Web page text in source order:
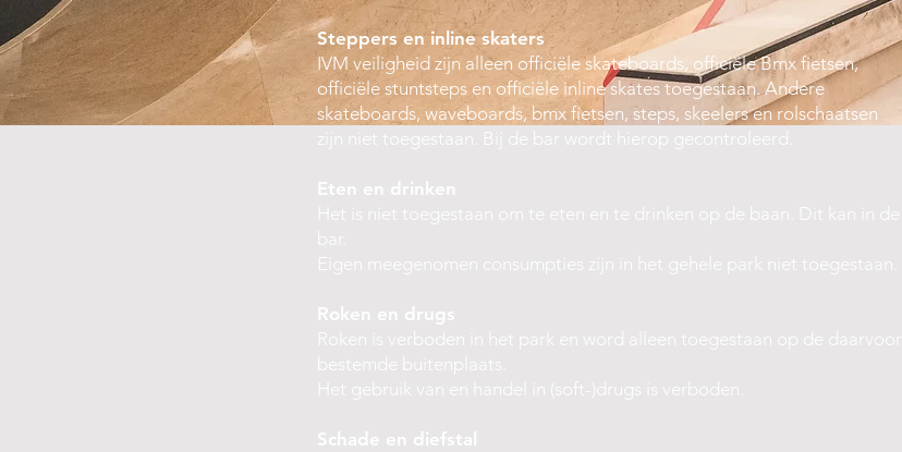
Steppers en inline skaters
IVM veiligheid zijn alleen officiële skateboards, officiële Bmx fietsen,
officiële stuntsteps en officiële inline skates toegestaan. Andere
skateboards, waveboards, bmx fietsen, steps, skeelers en rolschaatsen
zijn niet toegestaan. Bij de bar wordt hierop gecontroleerd.
Eten en drinken
Het is niet toegestaan om te eten en te drinken op de baan. Dit kan in de
bar.
Eigen meegenomen consumpties zijn in het gehele park niet toegestaan.
Roken en drugs
Roken is verboden in het park en word alleen toegestaan op de daarvoor
bestemde buitenplaats.
Het gebruik van en handel in (soft-)drugs is verboden.
Schade en diefstal